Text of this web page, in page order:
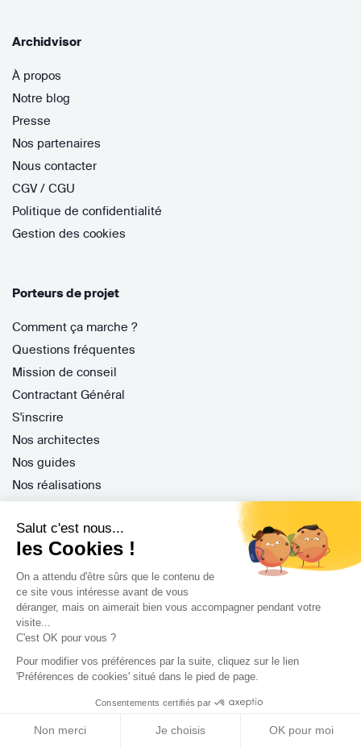
Salut c'est nous...
les Cookies !
On a attendu d'être sûrs que le contenu de
ce site vous intéresse avant de vous
déranger, mais on aimerait bien vous accompagner pendant votre
visite...
C'est OK pour vous ?
Pour modifier vos préférences par la suite, cliquez sur le lien
'Préférences de cookies' situé dans le pied de page.
Consentements certifiés par
Non merci Je choisis OK pour moi
Archidvisor
À propos
Notre blog
Presse
Nos partenaires
Nous contacter
CGV / CGU
Politique de confidentialité
Gestion des cookies
Porteurs de projet
Comment ça marche ?
Questions fréquentes
Mission de conseil
Contractant Général
S'inscrire
Nos architectes
Nos guides
Nos réalisations
Professionnels
Je suis architecte
Je suis une entreprise
Je suis décorateur